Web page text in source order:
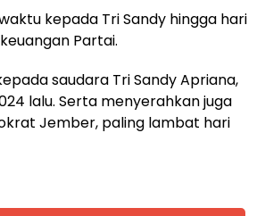
kepada Tri Sandy hingga hari
Partai.
saudara Tri Sandy Apriana,
lalu. Serta menyerahkan juga
Jember, paling lambat hari